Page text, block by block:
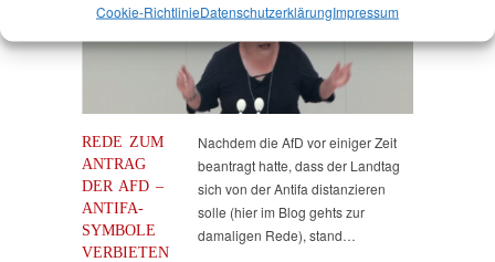
Cookie-RichtlinieDatenschutz­erklärungImpressum
REDE ZUM
ANTRAG
DER AFD –
ANTIFA-
SYMBOLE
VERBIETEN
,Antifa
Nachdem die AfD vor einiger Zeit
beantragt hatte, dass der Landtag
sich von der Antifa distanzieren
solle (hier im Blog gehts zur
damaligen Rede), stand…